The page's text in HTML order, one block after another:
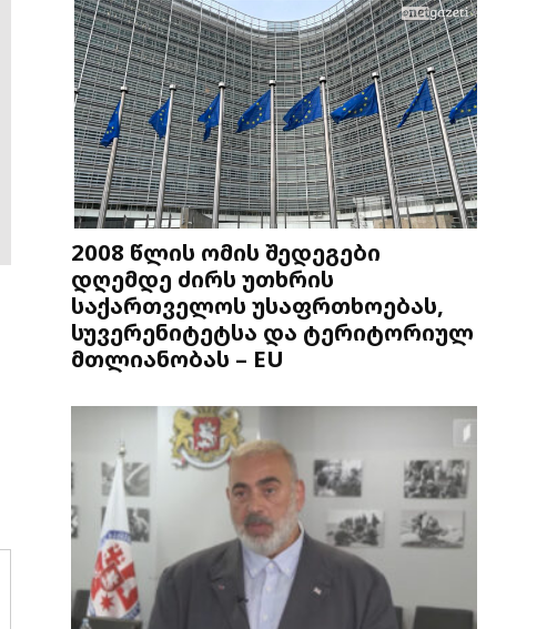
2008 წლის ომის შედეგები
დღემდე ძირს უთხრის
საქართველოს უსაფრთხოებას,
სუვერენიტეტსა და ტერიტორიულ
მთლიანობას – EU